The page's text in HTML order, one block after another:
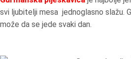
svi ljubitelji mesa jednoglasno slažu.
može da se jede svaki dan.